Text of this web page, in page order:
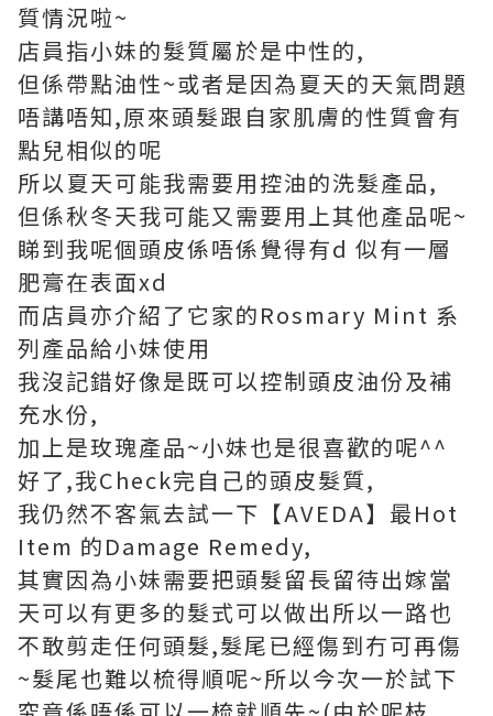
質情況啦~
店員指小妹的髮質屬於是中性的,
但係帶點油性~或者是因為夏天的天氣問題
唔講唔知,原來頭髮跟自家肌膚的性質會有
點兒相似的呢
所以夏天可能我需要用控油的洗髮產品,
但係秋冬天我可能又需要用上其他產品呢~
睇到我呢個頭皮係唔係覺得有d 似有一層
肥膏在表面xd
而店員亦介紹了它家的Rosmary Mint 系
列產品給小妹使用
我沒記錯好像是既可以控制頭皮油份及補
充水份,
加上是玫瑰產品~小妹也是很喜歡的呢^^
好了,我Check完自己的頭皮髮質,
我仍然不客氣去試一下【AVEDA】最Hot
Item 的Damage Remedy,
其實因為小妹需要把頭髮留長留待出嫁當
天可以有更多的髮式可以做出所以一路也
不敢剪走任何頭髮,髮尾已經傷到冇可再傷
~髮尾也難以梳得順呢~所以今次一於試下